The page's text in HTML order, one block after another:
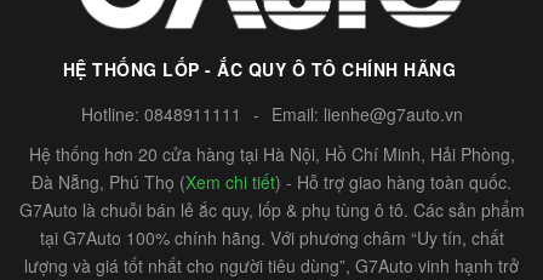
HỆ THỐNG LỐP - ẮC QUY Ô TÔ CHÍNH HÃNG
Hotline: 0848911111 - Email: lienhe@g7auto.vn
Hệ thống hơn 20 cửa hàng tại Hà Nội, Hồ Chí Minh, Hải Phòng,
Đà Nẵng, Phú Thọ (Xem chi tiết) - Hỗ trợ giao hàng toàn quốc.
G7Auto là chuỗi bán lẻ ắc quy, lốp & phụ tùng ô tô. Các sản phẩm
tại G7Auto 100% chính hãng. Với phương châm “Uy tín, chất
lượng và giá tốt nhất cho người tiêu dùng”, G7Auto vinh hạnh trở